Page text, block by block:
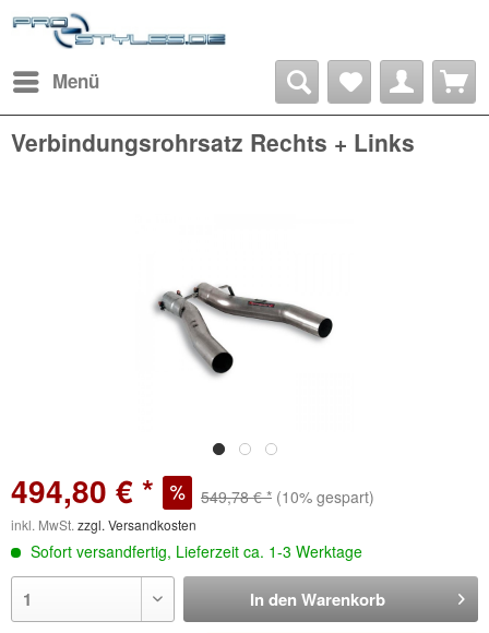
Menü
Verbindungsrohrsatz Rechts + Links
494,80 € * 549,78 € * (10% gespart)
inkl. MwSt. zzgl. Versandkosten
Sofort versandfertig, Lieferzeit ca. 1-3 Werktage
In den Warenkorb